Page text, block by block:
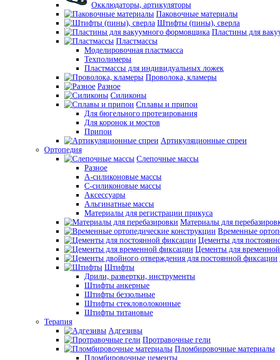
Окклюдаторы, артикуляторы
Паковочные материалы
Штифты (пины), сверла
Пластины для
Пластмассы
Моделировочная пластмасса
Техполимеры
Пластмассы для индивидуальных ложек
Проволока, кламеры
Разное
Силиконы
Сплавы и припои
Для бюгельного протезирования
Для коронок и мостов
Припои
Артикуляционные спреи
Ортопедия
Слепочные массы
Разное
А-силиконовые массы
С-силиконовые массы
Аксессуары
Альгинатные массы
Материалы для регистрации прикуса
Материалы для
Временные
Цементы для
Цементы для
Штифты
Дрили, развертки, инструменты
Штифты анкерные
Штифты беззольные
Штифты стекловолоконные
Штифты титановые
Терапия
Адгезивы
Протравочные гели
Пломбировочные материалы
Пломбировочные цементы